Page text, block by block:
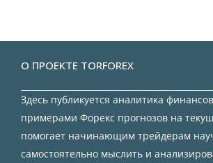
О ПРОЕКТЕ TORFOREX
Здесь публикуется аналитика
примерами Форекс прогнозов на
помогает начинающим трейдерам
самостоятельно мыслить и